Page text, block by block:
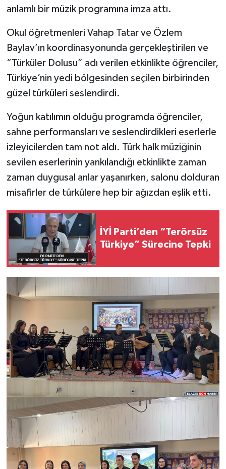
anlamlı bir müzik programına imza attı.
Okul öğretmenleri Vahap Tatar ve Özlem
Baylav’ın koordinasyonunda gerçekleştirilen ve
“Türküler Dolusu” adı verilen etkinlikte öğrenciler,
Türkiye’nin yedi bölgesinden seçilen birbirinden
güzel türküleri seslendirdi.
Yoğun katılımın olduğu programda öğrenciler,
sahne performansları ve seslendirdikleri eserlerle
izleyicilerden tam not aldı. Türk halk müziğinin
sevilen eserlerinin yankılandığı etkinlikte zaman
zaman duygusal anlar yaşanırken, salonu dolduran
misafirler de türkülere hep bir ağızdan eşlik etti.
İYİ Parti’den “Terörsüz
Türkiye” Sürecine Tepki
SİYASET
SPOR
TEKNOLOJİ
YAŞAM